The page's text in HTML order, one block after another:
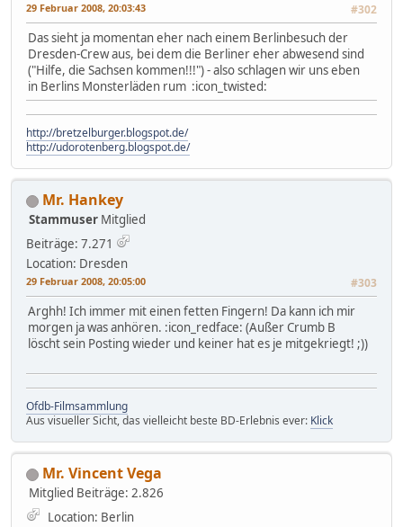
29 Februar 2008, 20:03:43 #302
Das sieht ja momentan eher nach einem Berlinbesuch der
Dresden-Crew aus, bei dem die Berliner eher abwesend sind
("Hilfe, die Sachsen kommen!!!") - also schlagen wir uns eben
in Berlins Monsterläden rum :icon_twisted:
http://bretzelburger.blogspot.de/
http://udorotenberg.blogspot.de/
Mr. Hankey
Stammuser Mitglied
Beiträge: 7.271
Location: Dresden
29 Februar 2008, 20:05:00 #303
Arghh! Ich immer mit einen fetten Fingern! Da kann ich mir
morgen ja was anhören. :icon_redface: (Außer Crumb B
löscht sein Posting wieder und keiner hat es je mitgekriegt! ;))
Ofdb-Filmsammlung
Aus visueller Sicht, das vielleicht beste BD-Erlebnis ever: Klick
Mr. Vincent Vega
Mitglied Beiträge: 2.826
Location: Berlin